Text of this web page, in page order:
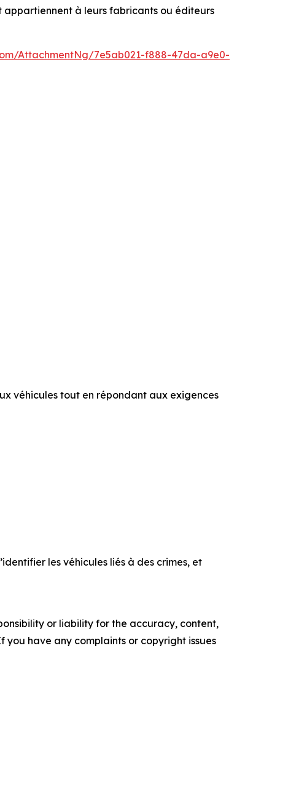
appartiennent à leurs fabricants ou éditeurs
AttachmentNg/7e5ab021-f888-47da-a9e0-
véhicules tout en répondant aux exigences
les véhicules liés à des crimes, et
or liability for the accuracy, content,
have any complaints or copyright issues